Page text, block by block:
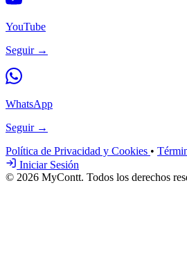
YouTube
Seguir →
WhatsApp
Seguir →
Política de Privacidad y Cookies •
Iniciar Sesión
© 2026 MyContt. Todos los derechos